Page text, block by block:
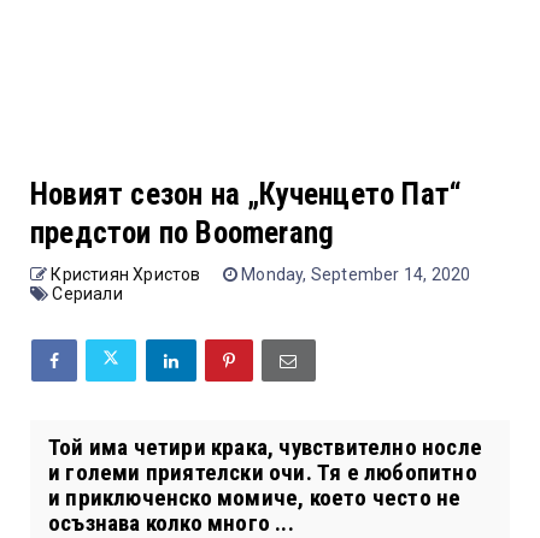
Новият сезон на „Кученцето Пат“
предстои по Boomerang
Кристиян Христов
Monday, September 14, 2020
Сериали
Той има четири крака, чувствително носле
и големи приятелски очи. Тя е любопитно
и приключенско момиче, което често не
осъзнава колко много ...